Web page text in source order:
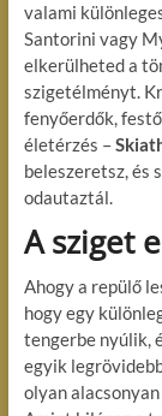
valami
Santorini vagy
elkerülheted a
szigetélményt.
fenyőerdők,
életérzés –
beleszeretsz, és
odautaztál.
A sziget
Ahogy a repülő
hogy egy
tengerbe nyúlik,
egyik
olyan